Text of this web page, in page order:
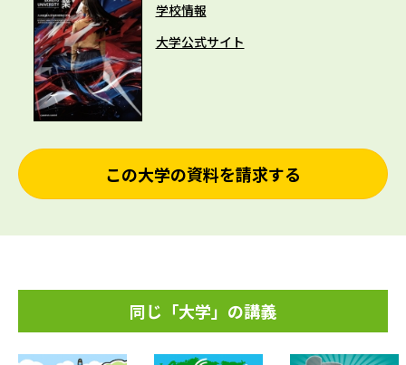
学校情報
大学公式サイト
この大学の資料を請求する
同じ「大学」の講義